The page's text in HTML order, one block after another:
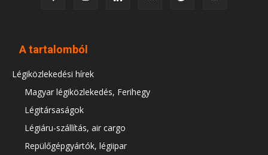
A tartalomból
Légiközlekedési hírek
Magyar légiközlekedés, Ferihegy
Légitársaságok
Légiáru-szállítás, air cargo
Repülőgépgyártók, légiipar